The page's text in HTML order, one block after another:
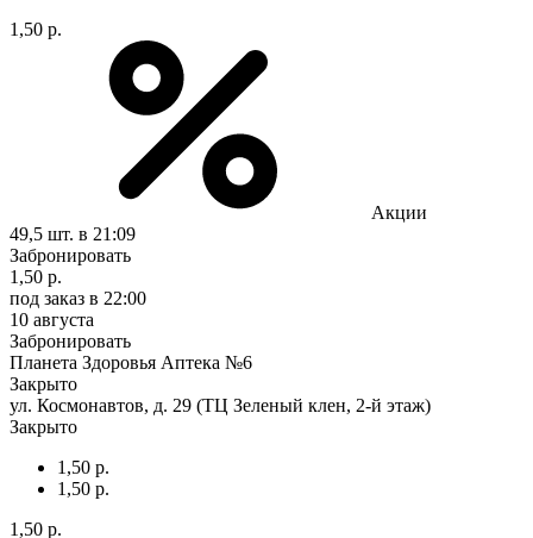
1,50 р.
Акции
49,5 шт. в 21:09
Забронировать
1,50 р.
под заказ в 22:00
10 августа
Забронировать
Планета Здоровья Аптека №6
Закрыто
ул. Космонавтов, д. 29 (ТЦ Зеленый клен, 2-й этаж)
Закрыто
1,50 р.
1,50 р.
1,50 р.